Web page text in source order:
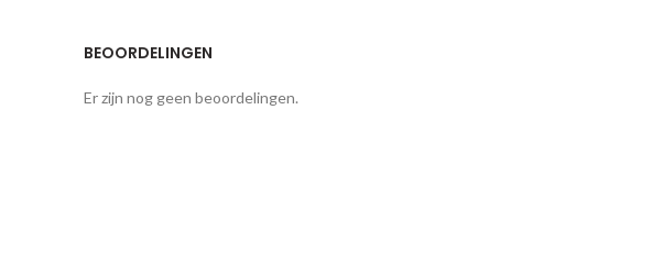
BEOORDELINGEN
Er zijn nog geen beoordelingen.